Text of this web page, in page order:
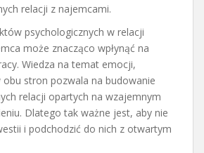
relacji z najemcami.
psychologicznych w relacji
może znacząco wpłynąć na
Wiedza na temat emocji,
stron pozwala na budowanie
relacji opartych na wzajemnym
Dlatego tak ważne jest, aby nie
i podchodzić do nich z otwartym